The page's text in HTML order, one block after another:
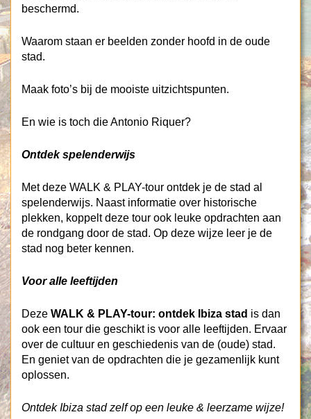
beschermd.
Waarom staan er beelden zonder hoofd in de oude
stad.
Maak foto’s bij de mooiste uitzichtspunten.
En wie is toch die Antonio Riquer?
Ontdek spelenderwijs
Met deze WALK & PLAY-tour ontdek je de stad al
spelenderwijs. Naast informatie over historische
plekken, koppelt deze tour ook leuke opdrachten aan
de rondgang door de stad. Op deze wijze leer je de
stad nog beter kennen.
Voor alle leeftijden
Deze WALK & PLAY-tour: ontdek Ibiza stad is dan
ook een tour die geschikt is voor alle leeftijden. Ervaar
over de cultuur en geschiedenis van de (oude) stad.
En geniet van de opdrachten die je gezamenlijk kunt
oplossen.
Ontdek Ibiza stad zelf op een leuke & leerzame wijze!